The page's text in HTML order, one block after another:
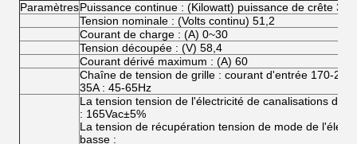
ParamètresPuissance continue : (Kilowatt) puissance de crête 3 :
Tension nominale : (Volts continu) 51,2
Courant de charge : (A) 0~30
Tension découpée : (V) 58,4
Courant dérivé maximum : (A) 60
Chaîne de tension de grille : courant d'entrée 170-
35A : 45-65Hz
La tension tension de l'électricité de canalisations de
: 165Vac±5%
La tension de récupération tension de mode de
basse :